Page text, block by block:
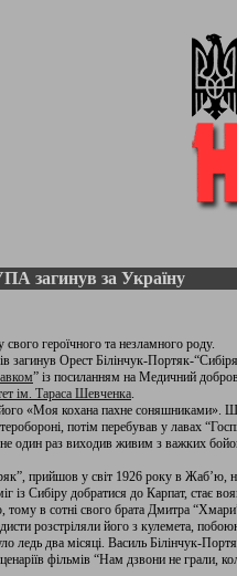
загинув за Україну
героїчного та незламного роду.
загинув Орест Білінчук-Портяк-
” із посиланням на Медичний
ім. Тараса Шевченка.
«Моя кохана пахне соняшниками».
потім перебував у лавах
один раз виходив живим з важких
прийшов у світ 1926 року в Жаб’ю,
Сибіру добратися до Карпат, стає
в сотні свого брата Дмитра
розстріляли його з кулемета,
ледь два місяці. Василь Білінчук-
фільмів “Нам дзвони не грали,